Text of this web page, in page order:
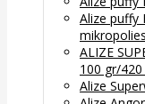
Alize puffy
ALIZE
100 gr/
Alize